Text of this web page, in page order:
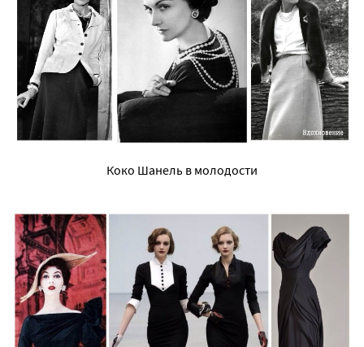
Коко Шанель в молодости